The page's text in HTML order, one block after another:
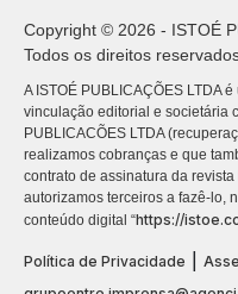
Copyright © 2026 - ISTOÉ
Todos os direitos
A ISTOÉ PUBLICAÇÕES LTDA
vinculação editorial e societária
PUBLICACÕES LTDA
realizamos cobranças e que
contrato de assinatura da
autorizamos terceiros a fazê-lo,
conteúdo digital “https://
Política de Privacidade